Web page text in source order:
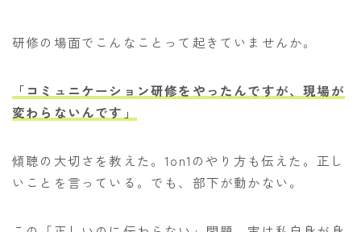
研修の場面でこんなことって起きていませんか。
「コミュニケーション研修をやったんですが、現場が
変わらないんです」
傾聴の大切さを教えた。1on1のやり方も伝えた。正し
いことを言っている。でも、部下が動かない。